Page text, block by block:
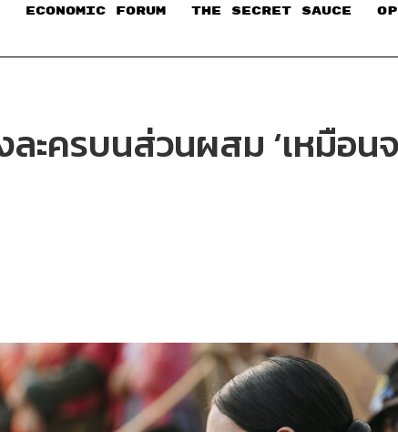
ECONOMIC FORUM THE SECRET SAUCE​
ะครบนส่วนผสม ‘เหมือนจ